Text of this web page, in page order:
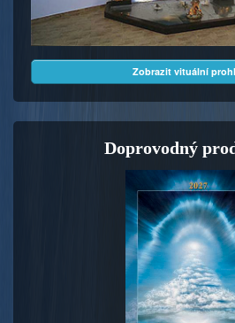
Zobrazit vituální
Doprovodný